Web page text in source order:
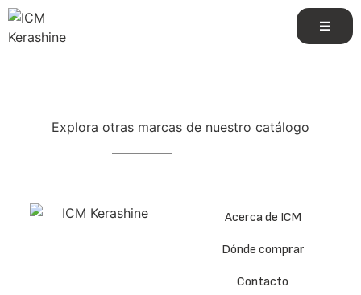
Explora otras marcas de nuestro catálogo
Acerca de ICM
Dónde comprar
Contacto